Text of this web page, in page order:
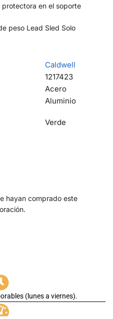
en el soporte
peso Lead Sled Solo
Caldwell
1217423
Acero
Aluminio
Verde
hayan comprado este
(lunes a viernes).